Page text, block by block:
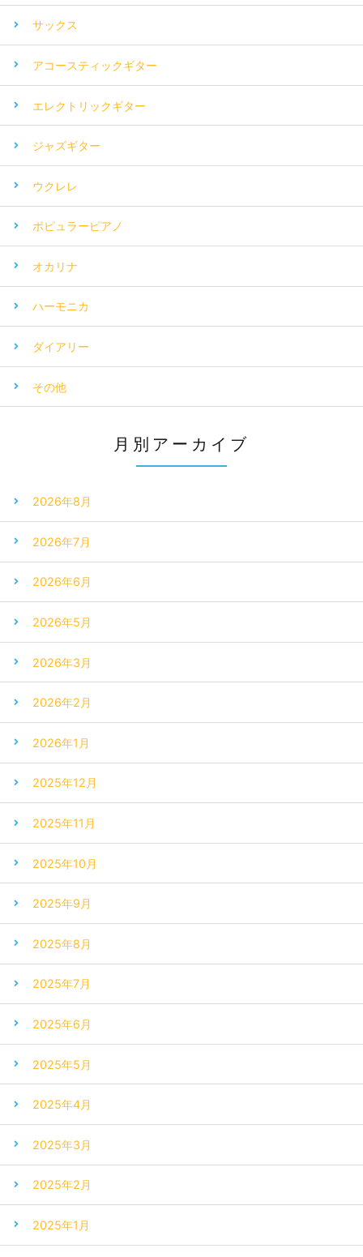
サックス
アコースティックギター
エレクトリックギター
ジャズギター
ウクレレ
ポピュラーピアノ
オカリナ
ハーモニカ
ダイアリー
その他
月別アーカイブ
2026年8月
2026年7月
2026年6月
2026年5月
2026年3月
2026年2月
2026年1月
2025年12月
2025年11月
2025年10月
2025年9月
2025年8月
2025年7月
2025年6月
2025年5月
2025年4月
2025年3月
2025年2月
2025年1月